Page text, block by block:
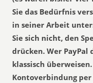
Sie das Bedürfnis
in seiner Arbeit
Sie sich nicht, den
drücken. Wer PayPal
klassisch
Kontoverbindung